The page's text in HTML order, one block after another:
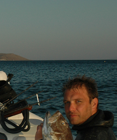
Μικρό Φουσκωτό